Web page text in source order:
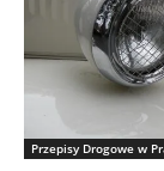
Przepisy Drogowe w